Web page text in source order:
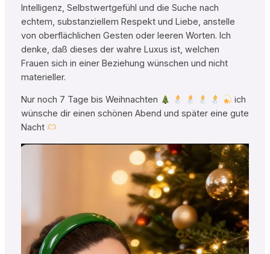
Intelligenz, Selbstwertgefühl und die Suche nach
echtem, substanziellem Respekt und Liebe, anstelle
von oberflächlichen Gesten oder leeren Worten. Ich
denke, daß dieses der wahre Luxus ist, welchen
Frauen sich in einer Beziehung wünschen und nicht
materieller.
Nur noch 7 Tage bis Weihnachten
ich
wünsche dir einen schönen Abend und später eine gute
Nacht